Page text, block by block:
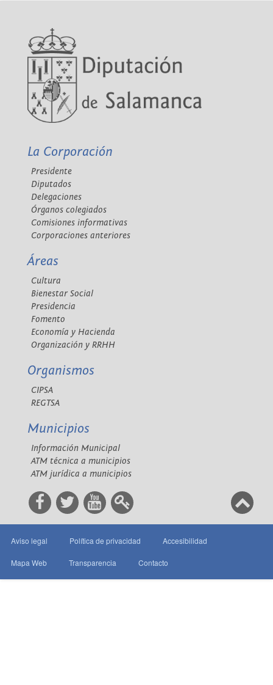
La Corporación
Presidente
Diputados
Delegaciones
Órganos colegiados
Comisiones informativas
Corporaciones anteriores
Áreas
Cultura
Bienestar Social
Presidencia
Fomento
Economía y Hacienda
Organización y RRHH
Organismos
CIPSA
REGTSA
Municipios
Información Municipal
ATM técnica a municipios
ATM jurídica a municipios
Aviso legal Política de privacidad Accesibilidad
Mapa Web Transparencia Contacto